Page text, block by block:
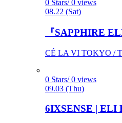
0 Stars/ 0 views
08.22 (Sat)
『SAPPHIRE
CÉ LA VI TOKYO /
0 Stars/ 0 views
09.03 (Thu)
6IXSENSE | ELI